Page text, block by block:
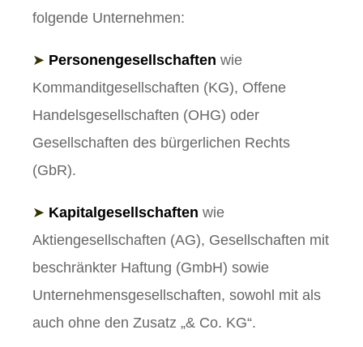
folgende Unternehmen:
➤ Personengesellschaften wie
Kommanditgesellschaften (KG), Offene
Handelsgesellschaften (OHG) oder
Gesellschaften des bürgerlichen Rechts
(GbR).
➤ Kapitalgesellschaften wie
Aktiengesellschaften (AG), Gesellschaften mit
beschränkter Haftung (GmbH) sowie
Unternehmensgesellschaften, sowohl mit als
auch ohne den Zusatz „& Co. KG“.